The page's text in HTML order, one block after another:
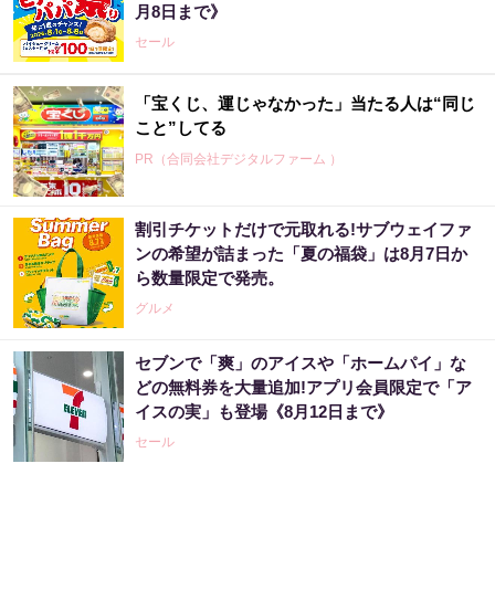
月8日まで》
セール
「宝くじ、運じゃなかった」当たる人は“同じ
こと”してる
PR（合同会社デジタルファーム ）
割引チケットだけで元取れる!サブウェイファ
ンの希望が詰まった「夏の福袋」は8月7日か
ら数量限定で発売。
グルメ
セブンで「爽」のアイスや「ホームパイ」な
どの無料券を大量追加!アプリ会員限定で「ア
イスの実」も登場《8月12日まで》
セール